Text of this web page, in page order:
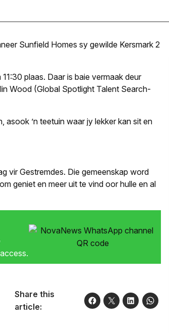
Sunfield Homes sy gewilde Kersmark 2
plaas. Daar is baie vermaak deur
Wood (Global Spotlight Talent Search-
asook ’n teetuin waar jy lekker kan sit en
vir Gestremdes. Die gemeenskap word
geniet en meer uit te vind oor hulle en al
Share this
article: